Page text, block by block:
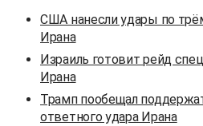
США нанесли удары по
Ирана
Израиль готовит рейд
Ирана
Трамп пообещал
ответного удара Ирана